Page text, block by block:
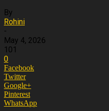
By
Rohini
-
May 4, 2026
101
0
Facebook
Twitter
Google+
Pinterest
WhatsApp